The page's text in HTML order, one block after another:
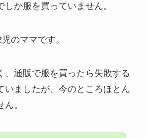
しか服を買っていません。
のママです。
、通販で服を買ったら失敗する
ましたが、今のところほとん
。